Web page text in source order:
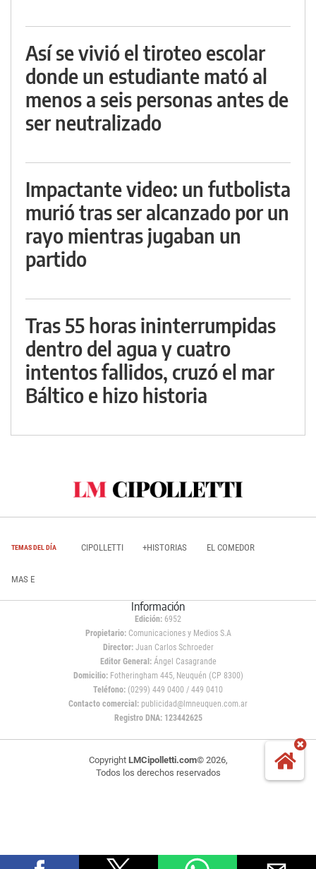
Así se vivió el tiroteo escolar
donde un estudiante mató al
menos a seis personas antes de
ser neutralizado
Impactante video: un futbolista
murió tras ser alcanzado por un
rayo mientras jugaban un
partido
Tras 55 horas ininterrumpidas
dentro del agua y cuatro
intentos fallidos, cruzó el mar
Báltico e hizo historia
TEMAS DEL DÍA CIPOLLETTI +HISTORIAS EL COMEDOR
MAS E
Información
Edición: 6952
Propietario:Comunicaciones y Medios S.A
Director: Juan Carlos Schroeder
Editor General:Ángel Casagrande
Domicilio:Fotheringham 445, Neuquén (CP 8300)
Teléfono: (0299) 449 0400 / 449 0410
Contacto comercial: publicidad@lmneuquen.com.ar
Registro DNA: 123442625
Copyright LMCipolletti.com© 2026,
Todos los derechos reservados